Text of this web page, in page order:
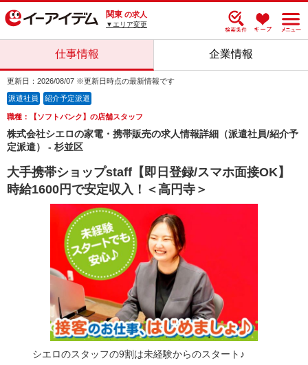
関東 の求人
▼エリア変更
仕事情報 企業情報
更新日：2026/08/07 ※更新日時点の最新情報です
派遣社員 紹介予定派遣
職種：【ソフトバンク】の店舗スタッフ
株式会社シエロの家電・携帯販売の求人情報詳細（派遣社員/紹介予
定派遣） - 杉並区
大手携帯ショップstaff【即日登録/スマホ面接OK】
時給1600円で安定収入！＜高円寺＞
シエロのスタッフの9割は未経験からのスタート♪